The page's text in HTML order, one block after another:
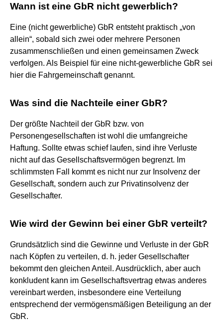
Wann ist eine GbR nicht gewerblich?
Eine (nicht gewerbliche) GbR entsteht praktisch „von
allein“, sobald sich zwei oder mehrere Personen
zusammenschließen und einen gemeinsamen Zweck
verfolgen. Als Beispiel für eine nicht-gewerbliche GbR sei
hier die Fahrgemeinschaft genannt.
Was sind die Nachteile einer GbR?
Der größte Nachteil der GbR bzw. von
Personengesellschaften ist wohl die umfangreiche
Haftung. Sollte etwas schief laufen, sind ihre Verluste
nicht auf das Gesellschaftsvermögen begrenzt. Im
schlimmsten Fall kommt es nicht nur zur Insolvenz der
Gesellschaft, sondern auch zur Privatinsolvenz der
Gesellschafter.
Wie wird der Gewinn bei einer GbR verteilt?
Grundsätzlich sind die Gewinne und Verluste in der GbR
nach Köpfen zu verteilen, d. h. jeder Gesellschafter
bekommt den gleichen Anteil. Ausdrücklich, aber auch
konkludent kann im Gesellschaftsvertrag etwas anderes
vereinbart werden, insbesondere eine Verteilung
entsprechend der vermögensmäßigen Beteiligung an der
GbR.